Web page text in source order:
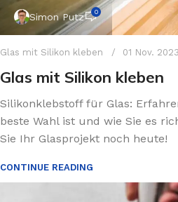
Simon Putz 0
Glas mit Silikon kleben 01 Nov. 2023
Glas mit Silikon kleben
Silikonklebstoff für Glas:
beste Wahl ist und wie Sie es
Sie Ihr Glasprojekt noch heute!
CONTINUE READING